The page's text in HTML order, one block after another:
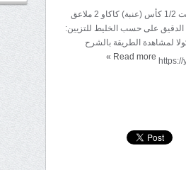
المقادير: 4 بيضات 1 كأس (عنبة) سكر 1 كأس (عنبة) زيت 1/2 كأس (عنبة) كاكاو 2 ملاعق
1 خميرة الحلوى ملح الدقيق على حسب الخليط للتزيين:
لمشاهدة الطريقة بالشرح
Read more
»